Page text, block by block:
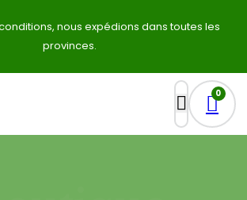
nous expédions dans toutes les
provinces.
0